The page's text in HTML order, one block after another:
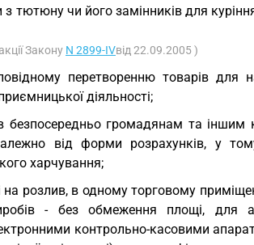
тютюну чи його замінників для
Закону N 2899-IVвід 22.09.2005 )
перетворенню товарів для
діяльності;
безпосередньо громадянам та
від форми розрахунків, у
харчування;
на розлив, в одному торговому
- без обмеження площі, для
контрольно-касовими